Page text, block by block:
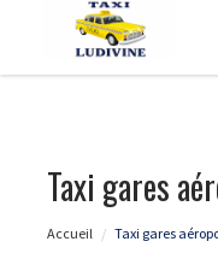
Taxi gares
Accueil Taxi gares